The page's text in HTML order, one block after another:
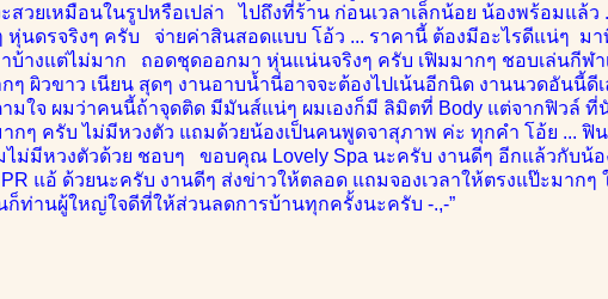
สวยเหมือนในรูปหรือเปล่า ไปถึงที่ร้าน ก่อนเวลาเล็กน้อย น้องพร้อมแล้ว
หุ่นดรจริงๆ ครับ จ่ายค่าสินสอดแบบ โอ้ว ... ราคานี้ ต้องมีอะไรดีแน่ๆ ม
บ้างแต่ไม่มาก ถอดชุดออกมา หุ่นแน่นจริงๆ ครับ เฟิมมากๆ ชอบเล่นกีฬา
ผิวขาว เนียน สุดๆ งานอาบน้ำนี่อาจจะต้องไปเน้นอีกนิด งานนวดอันนี้ดี
มใจ ผมว่าคนนี้ถ้าจุดติด มีมันส์แน่ๆ ผมเองก็มี ลิมิตที่ Body แต่จากฟิวล์ ที่
กๆ ครับ ไม่มีหวงตัว แถมด้วยน้องเป็นคนพูดจาสุภาพ ค่ะ ทุกคำ โอ้ย ... ฟิ
ไม่มีหวงตัวด้วย ชอบๆ ขอบคุณ Lovely Spa นะครับ งานดีๆ อีกแล้วกับน้
แอ้ ด้วยนะครับ งานดีๆ ส่งข่าวให้ตลอด แถมจองเวลาให้ตรงแป๊ะมากๆ
ท่านผู้ใหญ่ใจดีที่ให้ส่วนลดการบ้านทุกครั้งนะครับ -.,-”